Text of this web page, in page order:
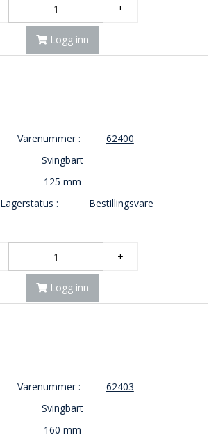
+
Logg inn
Varenummer :
62400
Svingbart
125 mm
Lagerstatus :
Bestillingsvare
+
Logg inn
Varenummer :
62403
Svingbart
160 mm